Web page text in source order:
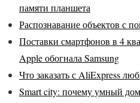
памяти планшета
Распознавание объектов с
Поставки смартфонов в 4
Apple обогнала Samsung
Что заказать с AliExpress
Smart city: почему умный